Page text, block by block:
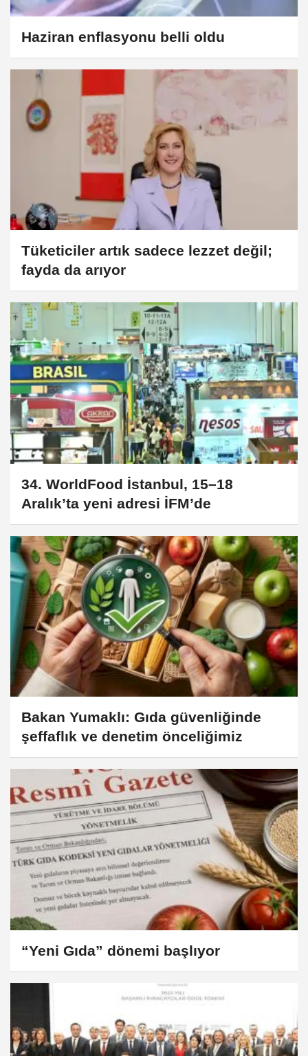
Haziran enflasyonu belli oldu
Tüketiciler artık sadece lezzet değil;
fayda da arıyor
34. WorldFood İstanbul, 15–18
Aralık’ta yeni adresi İFM’de
Bakan Yumaklı: Gıda güvenliğinde
şeffaflık ve denetim önceliğimiz
“Yeni Gıda” dönemi başlıyor